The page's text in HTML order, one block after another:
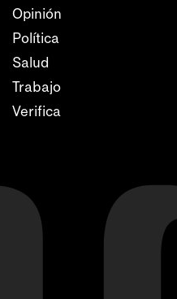
Opinión
Política
Salud
Trabajo
Verifica